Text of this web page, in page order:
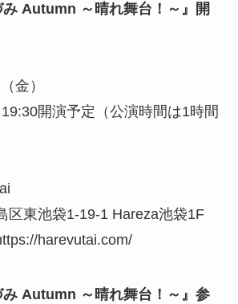
Autumn ～晴れ舞台！～』開
金）
開演予定（公演時間は1時間
区東池袋1-19-1 Hareza池袋1F
harevutai.com/
Autumn ～晴れ舞台！～』参